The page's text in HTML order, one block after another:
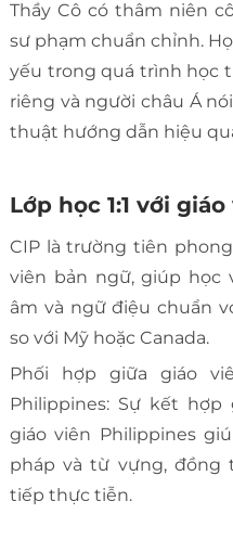
Thầy Cô có thâm niên
sư phạm chuẩn chỉnh.
yếu trong quá trình học
riêng và người châu Á
thuật hướng dẫn hiệu
Lớp học 1:1 với
CIP là trường tiên
viên bản ngữ, giúp học
âm và ngữ điệu chuẩn
so với Mỹ hoặc Canada.
Phối hợp giữa giáo
Philippines: Sự kết
giáo viên Philippines
pháp và từ vựng, đồng
tiếp thực tiễn.